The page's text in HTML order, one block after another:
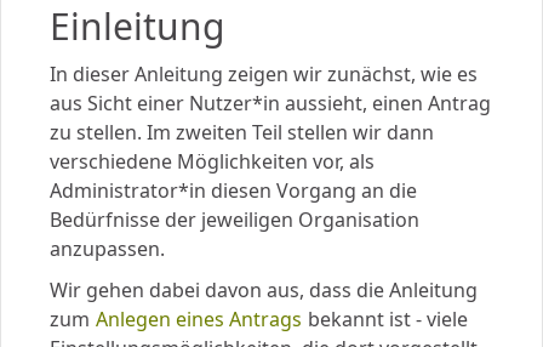
Einleitung
In dieser Anleitung zeigen wir zunächst, wie es
aus Sicht einer Nutzer*in aussieht, einen Antrag
zu stellen. Im zweiten Teil stellen wir dann
verschiedene Möglichkeiten vor, als
Administrator*in diesen Vorgang an die
Bedürfnisse der jeweiligen Organisation
anzupassen.
Wir gehen dabei davon aus, dass die Anleitung
zum Anlegen eines Antrags bekannt ist - viele